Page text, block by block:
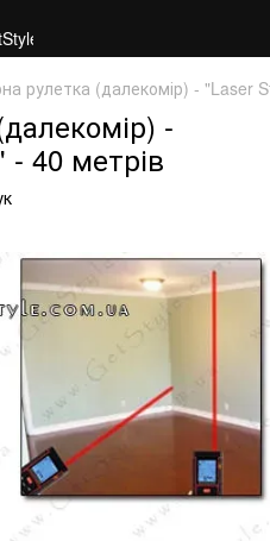
рулетка (далекомір) - "Laser
-
- 40 метрів